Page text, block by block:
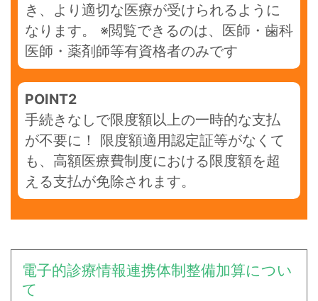
き、より適切な医療が受けられるように
なります。 ※閲覧できるのは、医師・歯科
医師・薬剤師等有資格者のみです
POINT2
手続きなしで限度額以上の一時的な支払
が不要に！ 限度額適用認定証等がなくて
も、高額医療費制度における限度額を超
える支払が免除されます。
電子的診療情報連携体制整備加算につい
て